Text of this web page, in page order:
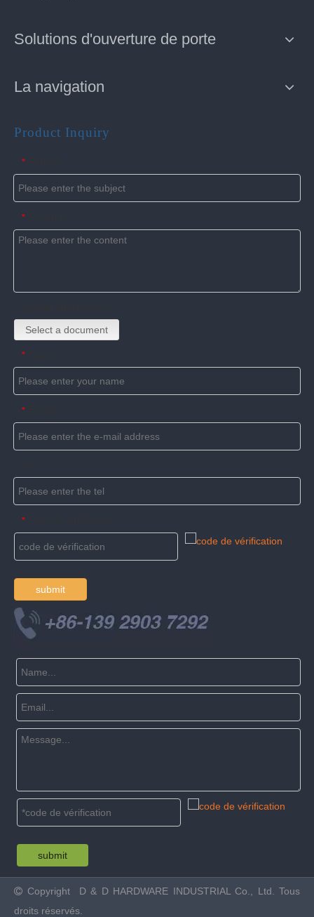
Solutions d'ouverture de porte
La navigation
Product Inquiry
*
*
Select a document
*
*
*
submit
submit
 Copyright
D & D HARDWARE INDUSTRIAL Co., Ltd. Tous
droits réservés.